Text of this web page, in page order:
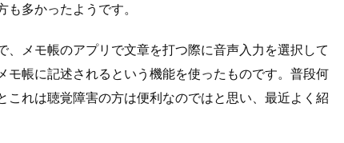
多かったようです。
、メモ帳のアプリで文章を打つ際に音声入力を選択して
モ帳に記述されるという機能を使ったものです。普段何
れは聴覚障害の方は便利なのではと思い、最近よく紹